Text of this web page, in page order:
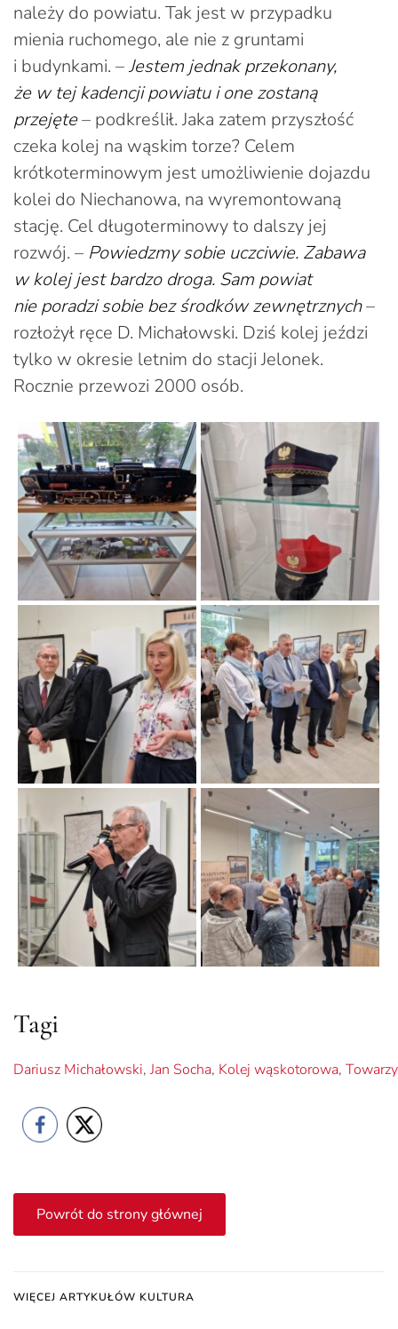
należy do powiatu. Tak jest w przypadku
mienia ruchomego, ale nie z gruntami
i budynkami. –Jestem jednak przekonany,
że w tej kadencji powiatu i one zostaną
przejęte– podkreślił. Jaka zatem przyszłość
czeka kolej na wąskim torze? Celem
krótkoterminowym jest umożliwienie dojazdu
kolei do Niechanowa, na wyremontowaną
stację. Cel długoterminowy to dalszy jej
rozwój. – Powiedzmy sobie uczciwie. Zabawa
w kolej jest bardzo droga. Sam powiat
nie poradzi sobie bez środków zewnętrznych–
rozłożył ręce D. Michałowski. Dziś kolej jeździ
tylko w okresie letnim do stacji Jelonek.
Rocznie przewozi 2000 osób.
Tagi
Dariusz Michałowski, Jan Socha, Kolej wąskotorowa,
Powrót do strony głównej
WIĘCEJ ARTYKUŁÓW KULTURA